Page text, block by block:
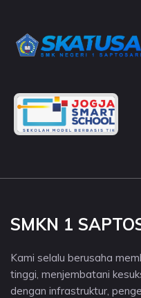
SMKN 1
Kami selalu berusaha
tinggi, menjembatani
dengan infrastruktur,